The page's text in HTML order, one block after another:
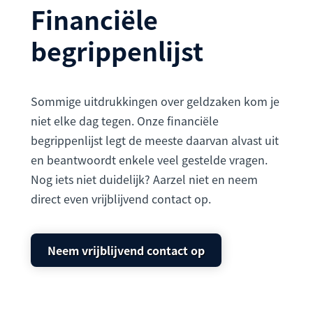
Financiële
begrippenlijst
Sommige uitdrukkingen over geldzaken kom je
niet elke dag tegen. Onze financiële
begrippenlijst legt de meeste daarvan alvast uit
en beantwoordt enkele veel gestelde vragen.
Nog iets niet duidelijk? Aarzel niet en neem
direct even vrijblijvend contact op.
Neem vrijblijvend contact op